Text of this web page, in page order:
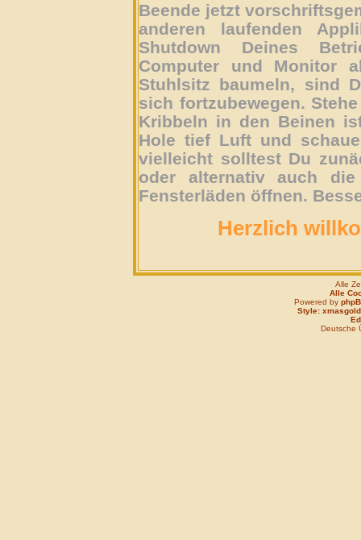
Beende jetzt
anderen laufenden
Shutdown Deines
Computer und Monitor
Stuhlsitz baumeln, sind
sich fortzubewegen.
Kribbeln in den Beinen
Hole tief Luft und
vielleicht solltest Du
oder alternativ auch
Fensterläden öffnen.
Herzlich
Alle
Alle
Powered by
Style: xmasgold
Deutsche